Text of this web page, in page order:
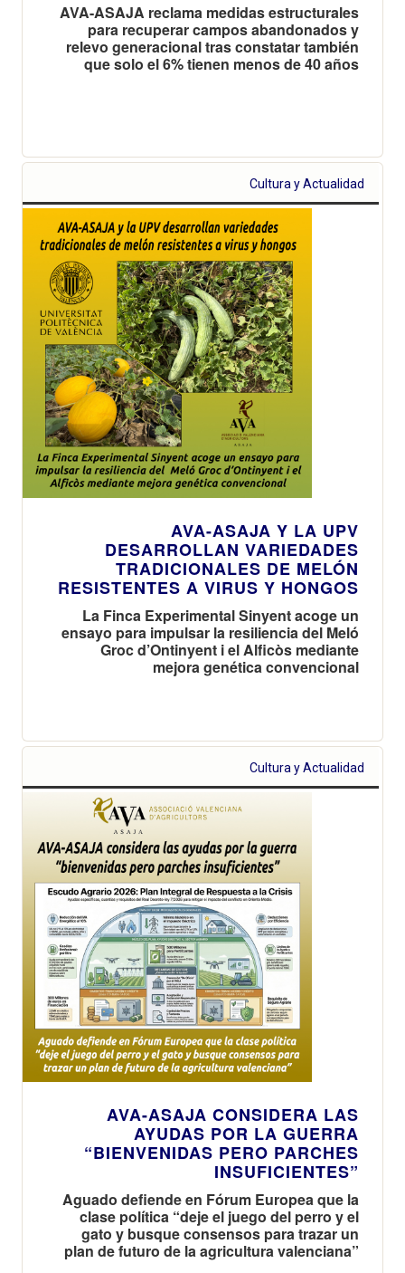
AVA-ASAJA reclama medidas estructurales
para recuperar campos abandonados y
relevo generacional tras constatar también
que solo el 6% tienen menos de 40 años
Cultura y Actualidad
AVA-ASAJA Y LA UPV
DESARROLLAN VARIEDADES
TRADICIONALES DE MELÓN
RESISTENTES A VIRUS Y HONGOS
La Finca Experimental Sinyent acoge un
ensayo para impulsar la resiliencia del Meló
Groc d’Ontinyent i el Alficòs mediante
mejora genética convencional
Cultura y Actualidad
AVA-ASAJA CONSIDERA LAS
AYUDAS POR LA GUERRA
“BIENVENIDAS PERO PARCHES
INSUFICIENTES”
Aguado defiende en Fórum Europea que la
clase política “deje el juego del perro y el
gato y busque consensos para trazar un
plan de futuro de la agricultura valenciana”